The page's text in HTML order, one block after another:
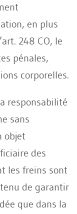
en plus
248 CO, le
pénales,
corporelles.
responsabilité
sans
objet
des
les freins sont
de garantir
que dans la